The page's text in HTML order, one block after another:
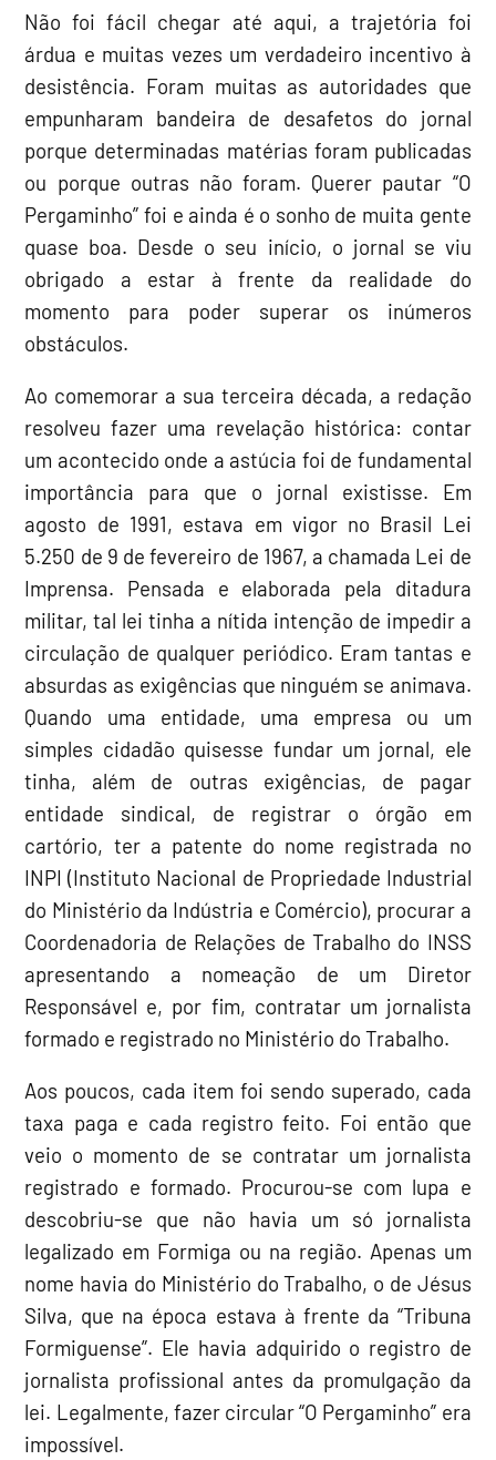
Não foi fácil chegar até aqui, a trajetória foi
árdua e muitas vezes um verdadeiro incentivo à
desistência. Foram muitas as autoridades que
empunharam bandeira de desafetos do jornal
porque determinadas matérias foram publicadas
ou porque outras não foram. Querer pautar “O
Pergaminho” foi e ainda é o sonho de muita gente
quase boa. Desde o seu início, o jornal se viu
obrigado a estar à frente da realidade do
momento para poder superar os inúmeros
obstáculos.
Ao comemorar a sua terceira década, a redação
resolveu fazer uma revelação histórica: contar
um acontecido onde a astúcia foi de fundamental
importância para que o jornal existisse. Em
agosto de 1991, estava em vigor no Brasil Lei
5.250 de 9 de fevereiro de 1967, a chamada Lei de
Imprensa. Pensada e elaborada pela ditadura
militar, tal lei tinha a nítida intenção de impedir a
circulação de qualquer periódico. Eram tantas e
absurdas as exigências que ninguém se animava.
Quando uma entidade, uma empresa ou um
simples cidadão quisesse fundar um jornal, ele
tinha, além de outras exigências, de pagar
entidade sindical, de registrar o órgão em
cartório, ter a patente do nome registrada no
INPI (Instituto Nacional de Propriedade Industrial
do Ministério da Indústria e Comércio), procurar a
Coordenadoria de Relações de Trabalho do INSS
apresentando a nomeação de um Diretor
Responsável e, por fim, contratar um jornalista
formado e registrado no Ministério do Trabalho.
Aos poucos, cada item foi sendo superado, cada
taxa paga e cada registro feito. Foi então que
veio o momento de se contratar um jornalista
registrado e formado. Procurou-se com lupa e
descobriu-se que não havia um só jornalista
legalizado em Formiga ou na região. Apenas um
nome havia do Ministério do Trabalho, o de Jésus
Silva, que na época estava à frente da “Tribuna
Formiguense”. Ele havia adquirido o registro de
jornalista profissional antes da promulgação da
lei. Legalmente, fazer circular “O Pergaminho” era
impossível.